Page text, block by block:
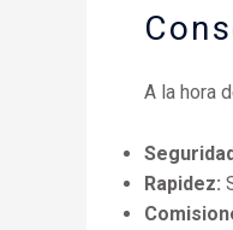
A la hora
Rapidez: